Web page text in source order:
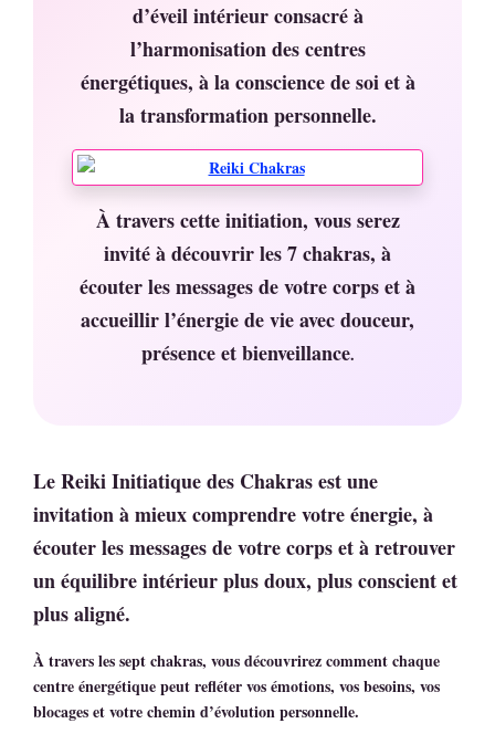
d’éveil intérieur consacré à
l’harmonisation des centres
énergétiques, à la conscience de soi et à
la transformation personnelle.
À travers cette initiation, vous serez
invité à découvrir les 7 chakras, à
écouter les messages de votre corps et à
accueillir l’énergie de vie avec douceur,
présence et bienveillance.
LeReiki Initiatique des Chakrasest une
invitation à mieux comprendre votre énergie, à
écouter les messages de votre corps et à retrouver
un équilibre intérieur plus doux, plus conscient et
plus aligné.
À travers les sept chakras, vous découvrirez comment chaque
centre énergétique peut refléter vos émotions, vos besoins, vos
blocages et votre chemin d’évolution personnelle.